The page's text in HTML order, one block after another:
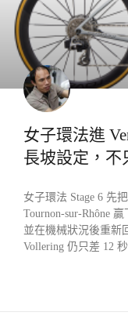
女子環法進
長坡設定，不
女子環法 Stage 6 先
Tournon-sur-Rhône
並在機械狀況後重新
Vollering 仍只差 12 秒